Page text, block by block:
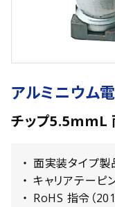
アルミニウム
チップ5.5mmL
面実装タイプ製
キャリアテーピ
RoHS 指令（